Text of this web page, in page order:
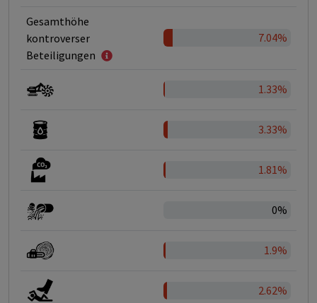
Gesamthöhe
kontroverser
Beteiligungen
7.04%
1.33%
3.33%
1.81%
0%
1.9%
2.62%